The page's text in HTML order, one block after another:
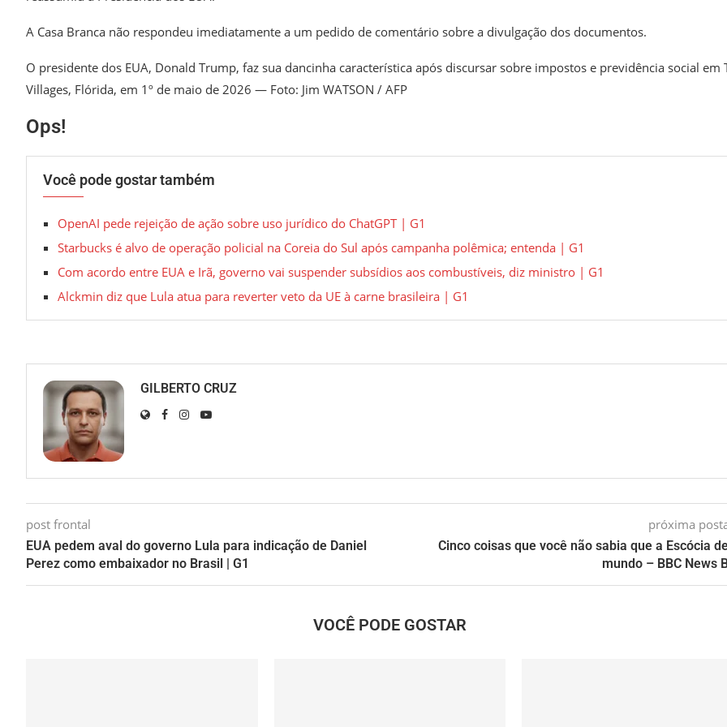
A Casa Branca não respondeu imediatamente a um pedido de comentário sobre a divulgação dos documentos.
O presidente dos EUA, Donald Trump, faz sua dancinha característica após discursar sobre impostos e previdência social em
Villages, Flórida, em 1º de maio de 2026 — Foto: Jim WATSON / AFP
Ops!
Você pode gostar também
OpenAI pede rejeição de ação sobre uso jurídico do ChatGPT | G1
Starbucks é alvo de operação policial na Coreia do Sul após campanha polêmica; entenda | G1
Com acordo entre EUA e Irã, governo vai suspender subsídios aos combustíveis, diz ministro | G1
Alckmin diz que Lula atua para reverter veto da UE à carne brasileira | G1
GILBERTO CRUZ
post frontal
EUA pedem aval do governo Lula para indicação de Daniel
Perez como embaixador no Brasil | G1
próxima
Cinco coisas que você não sabia que a Escócia
mundo – BBC News
VOCÊ PODE GOSTAR